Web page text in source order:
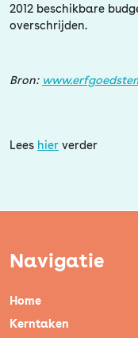
2012 beschikbare
overschrijden.
Bron:
Lees hier verder
Navigatie
Home
Kerntaken